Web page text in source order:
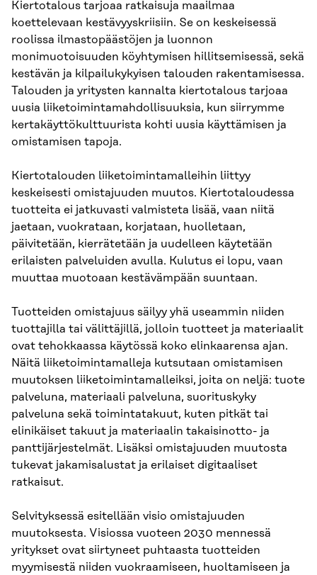
Kiertotalous tarjoaa ratkaisuja maailmaa
koettelevaan kestävyyskriisiin. Se on keskeisessä
roolissa ilmastopäästöjen ja luonnon
monimuotoisuuden köyhtymisen hillitsemisessä, sekä
kestävän ja kilpailukykyisen talouden rakentamisessa.
Talouden ja yritysten kannalta kiertotalous tarjoaa
uusia liiketoimintamahdollisuuksia, kun siirrymme
kertakäyttökulttuurista kohti uusia käyttämisen ja
omistamisen tapoja.
Kiertotalouden liiketoimintamalleihin liittyy
keskeisesti omistajuuden muutos. Kiertotaloudessa
tuotteita ei jatkuvasti valmisteta lisää, vaan niitä
jaetaan, vuokrataan, korjataan, huolletaan,
päivitetään, kierrätetään ja uudelleen käytetään
erilaisten palveluiden avulla. Kulutus ei lopu, vaan
muuttaa muotoaan kestävämpään suuntaan.
Tuotteiden omistajuus säilyy yhä useammin niiden
tuottajilla tai välittäjillä, jolloin tuotteet ja materiaalit
ovat tehokkaassa käytössä koko elinkaarensa ajan.
Näitä liiketoimintamalleja kutsutaan omistamisen
muutoksen liiketoimintamalleiksi, joita on neljä: tuote
palveluna, materiaali palveluna, suorituskyky
palveluna sekä toimintatakuut, kuten pitkät tai
elinikäiset takuut ja materiaalin takaisinotto- ja
panttijärjestelmät. Lisäksi omistajuuden muutosta
tukevat jakamisalustat ja erilaiset digitaaliset
ratkaisut.
Selvityksessä esitellään visio omistajuuden
muutoksesta. Visiossa vuoteen 2030 mennessä
yritykset ovat siirtyneet puhtaasta tuotteiden
myymisestä niiden vuokraamiseen, huoltamiseen ja